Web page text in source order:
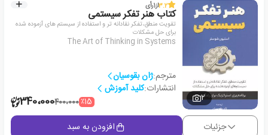
2
3.2از1رأی
کتاب هنر تفکر سیستمی
تقویت منطق،تفکر نقادانه تر و استفاده از سیستم های آزموده شده
برای حل مشکلات
The Art of Thinking in Systems
مترجم:ژان بقوسیان
انتشارات:کلید آموزش
٪15400،000340،000
جزئیات افزودن به سبد